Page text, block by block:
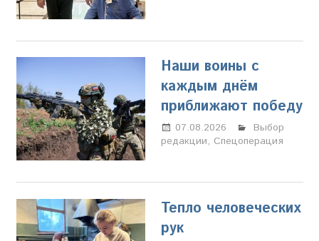
Наши воины с
каждым днём
приближают победу
07.08.2026
Настя
Свиридова
Выбор
редакции, Спецоперация
Тепло человеческих
рук